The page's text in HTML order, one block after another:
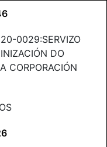
0029:SERVIZO
DO
CORPORACIÓN